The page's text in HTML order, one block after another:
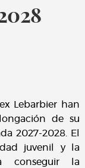
Lebarbier han
de su
2027-2028. El
juvenil y la
conseguir la